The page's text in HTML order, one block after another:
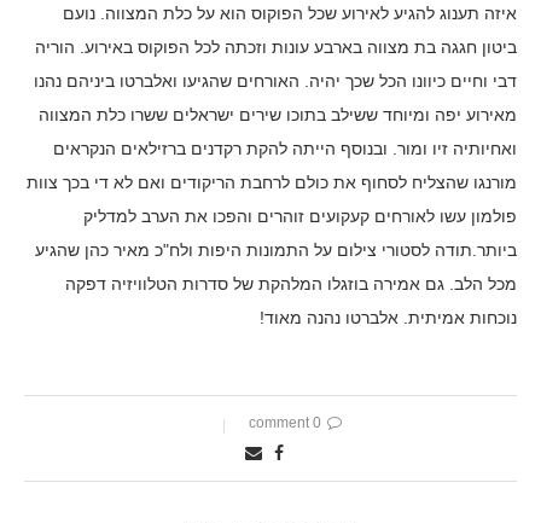
איזה תענוג להגיע לאירוע שכל הפוקוס הוא על כלת המצווה. נועם
ביטון חגגה בת מצווה בארבע עונות וזכתה לכל הפוקוס באירוע. הוריה
דבי וחיים כיוונו הכל שכך יהיה. האורחים שהגיעו ואלברטו ביניהם נהנו
מאירוע יפה ומיוחד ששילב בתוכו שירים ישראלים ששרו כלת המצווה
ואחיותיה זיו ומור. ובנוסף הייתה להקת רקדנים ברזילאים הנקראים
מורנגו שהצליח לסחוף את כולם לרחבת הריקודים ואם לא די בכך צוות
פולמון עשו לאורחים קעקועים זוהרים והפכו את הערב למדליק
ביותר.תודה לסטורי צילום על התמונות היפות ולח"כ מאיר כהן שהגיע
מכל הלב. גם אמירה בוזגלו המלהקת של סדרות הטלוויזיה דפקה
נוכחות אמיתית. אלברטו נהנה מאוד!
0 comment